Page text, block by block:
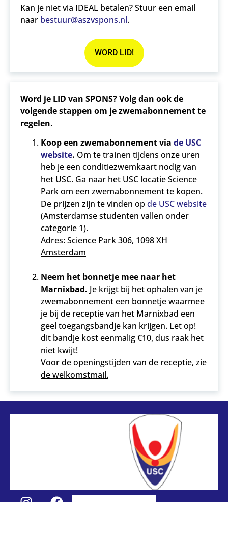
Kan je niet via IDEAL betalen? Stuur een email
naar bestuur@aszvspons.nl.
WORD LID!
Word je LID van SPONS? Volg dan ook de
volgende stappen om je zwemabonnement te
regelen.
Koop een zwemabonnement via de USC
website. Om te trainen tijdens onze uren
heb je een conditiezwemkaart nodig van
het USC. Ga naar het USC locatie Science
Park om een zwemabonnement te kopen.
De prijzen zijn te vinden op de USC website
(Amsterdamse studenten vallen onder
categorie 1).
Adres: Science Park 306, 1098 XH
Amsterdam
Neem het bonnetje mee naar het
Marnixbad. Je krijgt bij het ophalen van je
zwemabonnement een bonnetje waarmee
je bij de receptie van het Marnixbad een
geel toegangsbandje kan krijgen. Let op!
dit bandje kost eenmalig €10, dus raak het
niet kwijt!
Voor de openingstijden van de receptie, zie
de welkomstmail.